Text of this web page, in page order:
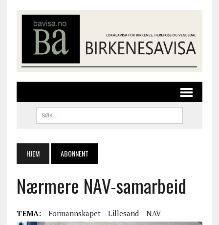
HJEM ABONNENT
Nærmere NAV-samarbeid
TEMA: Formannskapet Lillesand NAV